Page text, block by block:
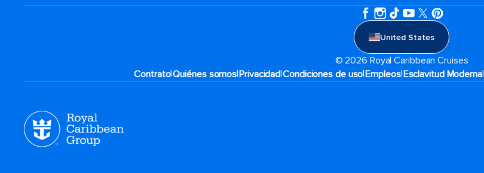
United States
© 2026 Royal Caribbean Cruises
Contrato|Quiénes somos|Privacidad|Condiciones de uso|Empleos|Esclavitud Moderna|